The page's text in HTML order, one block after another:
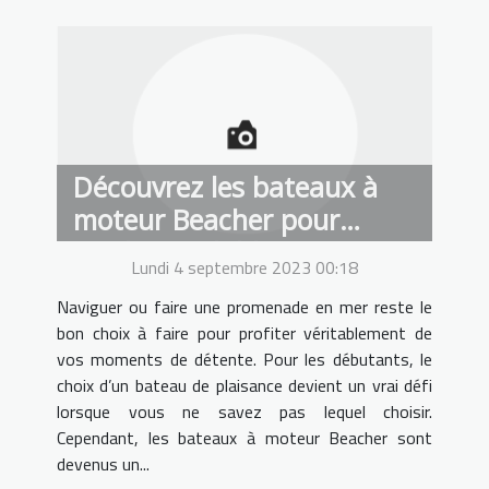
Découvrez les bateaux à
moteur Beacher pour
rendre agréables vos
promenades en mer !
Lundi 4 septembre 2023 00:18
Naviguer ou faire une promenade en mer reste le
bon choix à faire pour profiter véritablement de
vos moments de détente. Pour les débutants, le
choix d’un bateau de plaisance devient un vrai défi
lorsque vous ne savez pas lequel choisir.
Cependant, les bateaux à moteur Beacher sont
devenus un...